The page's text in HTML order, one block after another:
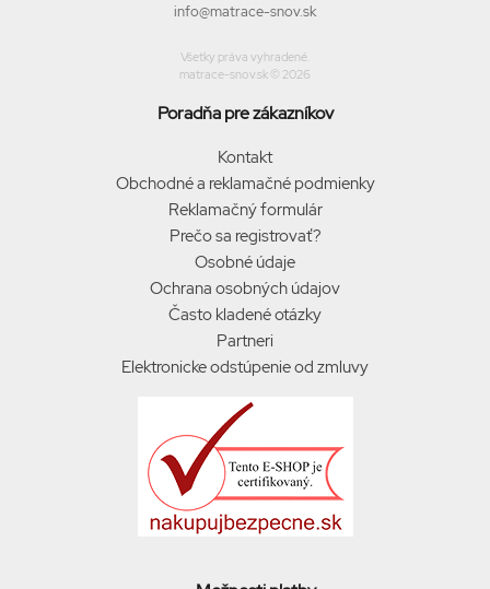
info@matrace-snov.sk
Všetky práva vyhradené.
matrace-snov.sk © 2026
Poradňa pre zákazníkov
Kontakt
Obchodné a reklamačné podmienky
Reklamačný formulár
Prečo sa registrovať?
Osobné údaje
Ochrana osobných údajov
Často kladené otázky
Partneri
Elektronicke odstúpenie od zmluvy